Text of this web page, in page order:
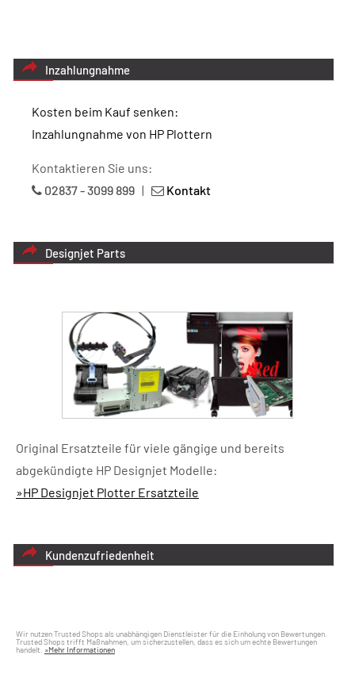
Inzahlungnahme
Kosten beim Kauf senken:
Inzahlungnahme von HP Plottern
Kontaktieren Sie uns:
02837 - 3099 899 | Kontakt
Designjet Parts
Original Ersatzteile für viele gängige und bereits
abgekündigte HP Designjet Modelle:
»HP Designjet Plotter Ersatzteile
Kundenzufriedenheit
Wir nutzen Trusted Shops als unabhängigen Dienstleister für die Einholung von Bewertungen.
Trusted Shops trifft Maßnahmen, um sicherzustellen, dass es sich um echte Bewertungen
handelt. »Mehr Informationen